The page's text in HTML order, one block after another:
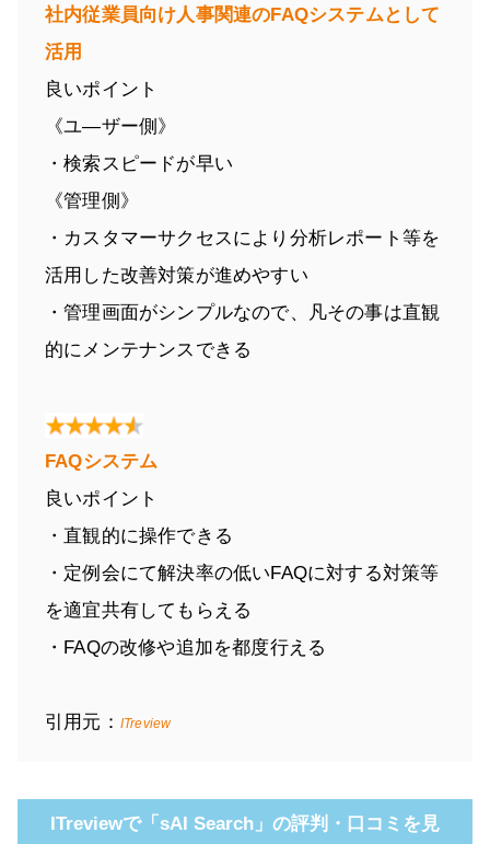
社内従業員向け人事関連のFAQシステムとして
活用
良いポイント
《ユ―ザー側》
・検索スピードが早い
《管理側》
・カスタマーサクセスにより分析レポート等を
活用した改善対策が進めやすい
・管理画面がシンプルなので、凡その事は直観
的にメンテナンスできる
FAQシステム
良いポイント
・直観的に操作できる
・定例会にて解決率の低いFAQに対する対策等
を適宜共有してもらえる
・FAQの改修や追加を都度行える
引用元： ITreview
ITreviewで「sAI Search」の評判・口コミを見